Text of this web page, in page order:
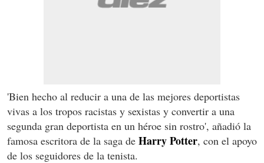
'Bien hecho al reducir a una de las mejores deportistas
vivas a los tropos racistas y sexistas y convertir a una
segunda gran deportista en un héroe sin rostro', añadió la
famosa escritora de la saga de Harry Potter, con el apoyo
de los seguidores de la tenista.